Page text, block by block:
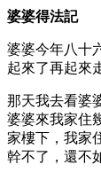
婆婆得法記
婆婆今年八十
起來了再起來
那天我去看婆
婆婆來我家住
家樓下，我家
幹不了，還不